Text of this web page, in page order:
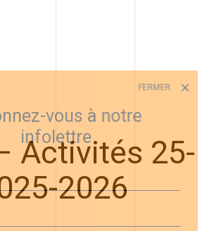
Activités 25-
2026
FERMER
vous à notre
infolettre